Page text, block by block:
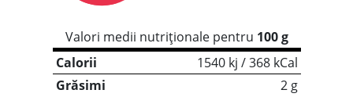
Valori medii nutriționale pentru 100 g
Calorii
1540 kj / 368 kCal
Grăsimi
2 g